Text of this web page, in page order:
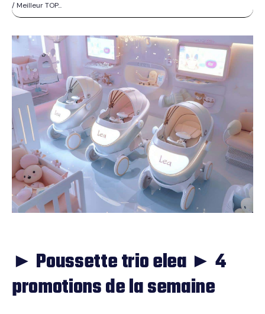
/ Meilleur TOP...
► Poussette trio elea ► 4
promotions de la semaine